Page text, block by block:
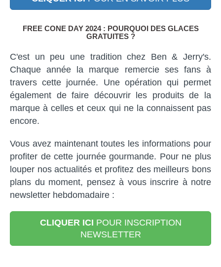
FREE CONE DAY 2024 : POURQUOI DES GLACES
GRATUITES ?
C'est un peu une tradition chez Ben & Jerry's.
Chaque année la marque remercie ses fans à
travers cette journée. Une opération qui permet
également de faire découvrir les produits de la
marque à celles et ceux qui ne la connaissent pas
encore.
Vous avez maintenant toutes les informations pour
profiter de cette journée gourmande. Pour ne plus
louper nos actualités et profitez des meilleurs bons
plans du moment, pensez à vous inscrire à notre
newsletter hebdomadaire :
CLIQUER ICI POUR INSCRIPTION
NEWSLETTER